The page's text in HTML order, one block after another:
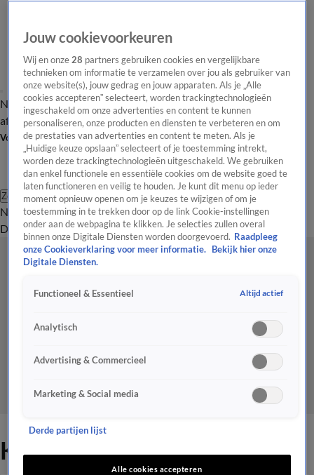
Nieuws van de DagOpinie van de Dag Onze categorieën Laatste
afleveringVideo's Nieuws van de Dag Podcast
Volg Nieuws van de Dag
Zoeken
Nieuws van de DagOpinie van de
Dag
Video'sUitzendingen PodcastPanelContact
Kan een man nog mannelijk
Jouw cookievoorkeuren
Wij en onze28 partners gebruiken cookies en vergelijkbare
technieken om informatie te verzamelen over jou als gebruiker van
onze website(s), jouw gedrag en jouw apparaten. Als je „Alle
cookies accepteren” selecteert, worden trackingtechnologieën
ingeschakeld om onze advertenties en content te kunnen
personaliseren, onze producten en diensten te verbeteren en om
de prestaties van advertenties en content te meten. Als je
„Huidige keuze opslaan” selecteert of je toestemming intrekt,
worden deze trackingtechnologieën uitgeschakeld. We gebruiken
dan enkel functionele en essentiële cookies om de website goed te
laten functioneren en veilig te houden. Je kunt dit menu op ieder
moment opnieuw openen om je keuzes te wijzigen of om je
toestemming in te trekken door op de link Cookie-instellingen
onder aan de webpagina te klikken. Je selecties zullen overal
binnen onze Digitale Diensten worden doorgevoerd. Raadpleeg
onze Cookieverklaring voor meer informatie.
Bekijk hier onze
Digitale Diensten.
Functioneel & Essentieel Altijd actief
Analytisch
Advertising & Commercieel
Marketing & Social media
Derde partijen lijst
Alle cookies accepteren